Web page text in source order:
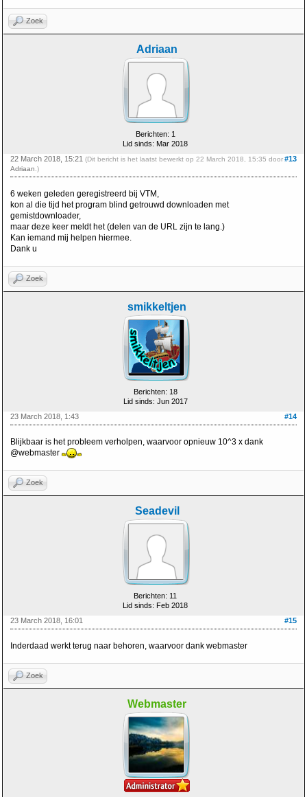
Zoek
Adriaan
Berichten: 1
Lid sinds: Mar 2018
#13
22 March 2018, 15:21 (Dit bericht is het laatst bewerkt op 22 March 2018, 15:35 door
Adriaan .)
6 weken geleden geregistreerd bij VTM,
kon al die tijd het program blind getrouwd downloaden met
gemistdownloader,
maar deze keer meldt het (delen van de URL zijn te lang.)
Kan iemand mij helpen hiermee.
Dank u
Zoek
smikkeltjen
Berichten: 18
Lid sinds: Jun 2017
#14
23 March 2018, 1:43
Blijkbaar is het probleem verholpen, waarvoor opnieuw 10^3 x dank
@webmaster
Zoek
Seadevil
Berichten: 11
Lid sinds: Feb 2018
#15
23 March 2018, 16:01
Inderdaad werkt terug naar behoren, waarvoor dank webmaster
Zoek
Webmaster